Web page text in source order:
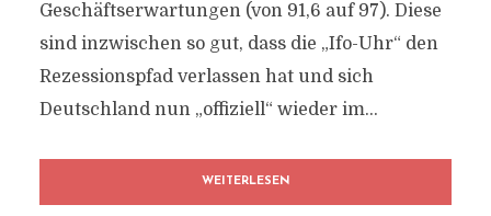
Geschäftserwartungen (von 91,6 auf 97). Diese
sind inzwischen so gut, dass die „Ifo-Uhr“ den
Rezessionspfad verlassen hat und sich
Deutschland nun „offiziell“ wieder im...
WEITERLESEN